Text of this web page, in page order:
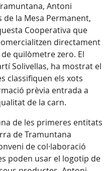
Antoni
la Mesa Permanent,
Cooperativa que
directament
quilòmetre zero. El
Solivellas, ha mostrat el
classifiquen els xots
prèvia entrada a
de la carn.
de les primeres entitats
de Tramuntana
de col·laboració
poden usar el logotip de